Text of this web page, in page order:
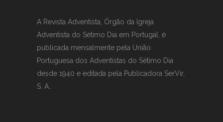
A Revista Adventista, Órgão da Igreja
Adventista do Sétimo Dia em Portugal, é
publicada mensalmente pela União
Portuguesa dos Adventistas do Sétimo Dia
desde 1940 e editada pela Publicadora SerVir,
S. A..